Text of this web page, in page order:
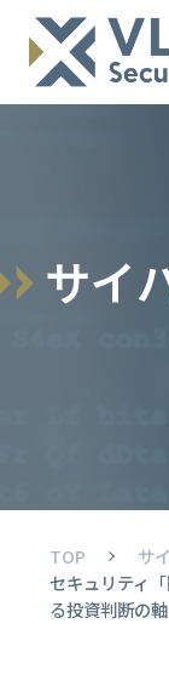
サイ
TOP
サ
セキュリティ
る投資判断の軸